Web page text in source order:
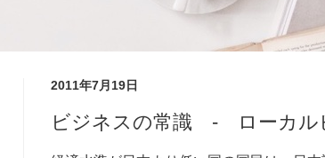
2011年7月19日
ビジネスの常識 - ローカル